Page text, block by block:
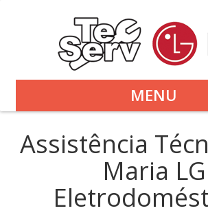
MENU
Assistência
Maria LG